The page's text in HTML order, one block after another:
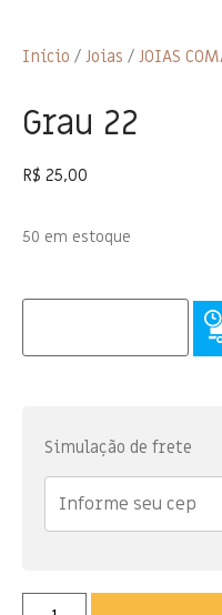
Início / Joias / JOIAS
Grau 22
R$ 25,00
50 em estoque
Simulação de frete